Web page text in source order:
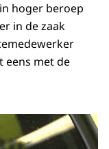
hoger beroep
in de zaak
eens met de